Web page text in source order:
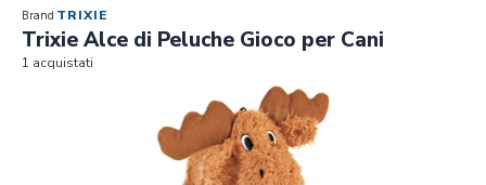
Brand TRIXIE
Trixie Alce di Peluche Gioco per Cani
1 acquistati